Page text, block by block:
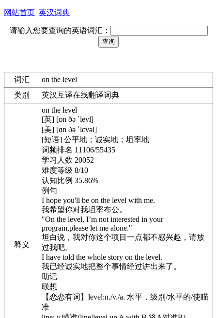
网站首页 英汉词典
请输入您要查询的英语词汇：
词汇
on the level
类别
英汉互译在线翻译词典
释义
on the level
[英] [ɒn ðə ˈlevl]
[美] [ɑn ðə ˈlɛvəl]
[短语] 公平地；诚实地；坦率地
词频排名 11106/55435
学习人数 20052
难度等级 8/10
认知比例 35.86%
例句
I hope you'll be on the level with me.
我希望你对我坦率布公。
"On the level, I’m not interested in your
program,please let me alone."
坦白说，我对你这个项目一点都不感兴趣，请放
过我吧。
I have told the whole story on the level.
我已经诚实地把整个事情经过讲出来了。
助记
联想
【恋恋有词】level:n./v./a. 水平，级别/水平的/使瞄
准